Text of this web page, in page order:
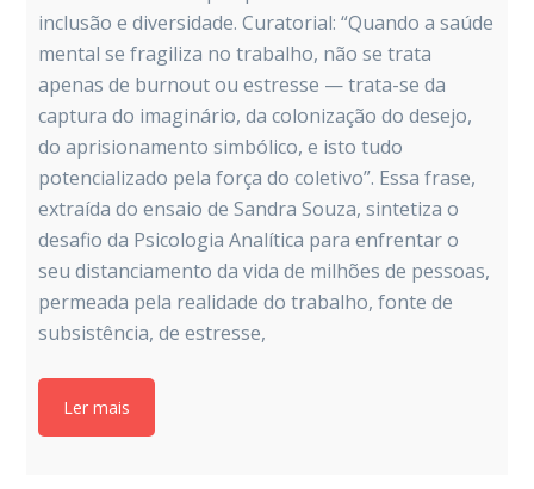
inclusão e diversidade. Curatorial: “Quando a saúde
mental se fragiliza no trabalho, não se trata
apenas de burnout ou estresse — trata-se da
captura do imaginário, da colonização do desejo,
do aprisionamento simbólico, e isto tudo
potencializado pela força do coletivo”. Essa frase,
extraída do ensaio de Sandra Souza, sintetiza o
desafio da Psicologia Analítica para enfrentar o
seu distanciamento da vida de milhões de pessoas,
permeada pela realidade do trabalho, fonte de
subsistência, de estresse,
Ler mais